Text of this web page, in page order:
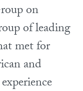
on
of leading
met for
and